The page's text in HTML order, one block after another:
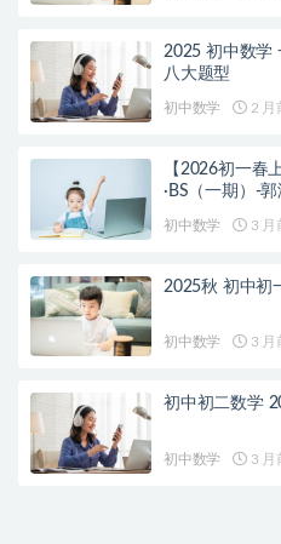
2025 初中数学
八大题型
初中数学 2 月
【2026初一春
·BS（一期）-郭
初中数学 3 月
2025秋 初中初
初中数学 3 月
初中初二数学
初中数学 3 月